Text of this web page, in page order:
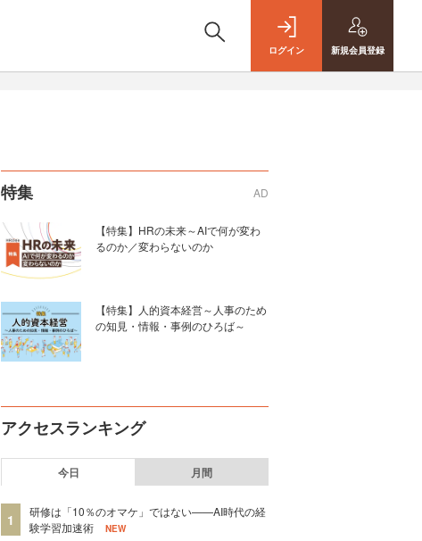
ログイン 新規会員登録
特集 AD
【特集】HRの未来～AIで何が変わ
るのか／変わらないのか
【特集】人的資本経営～人事のため
の知見・情報・事例のひろば～
アクセスランキング
今日 月間
1
研修は「10％のオマケ」ではない——AI時代の経
験学習加速術
NEW